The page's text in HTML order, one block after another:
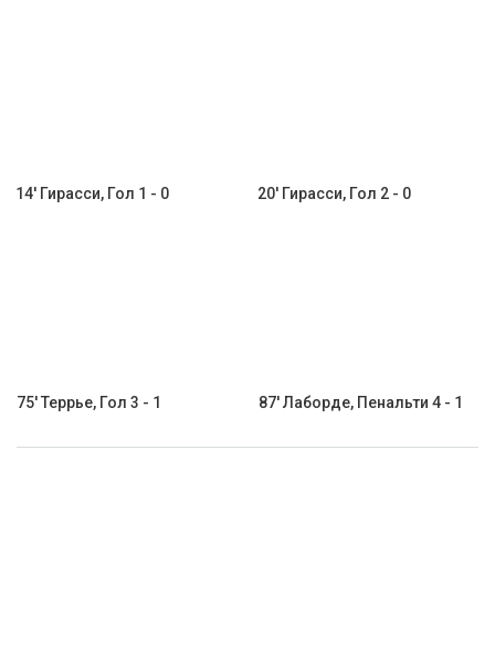
14' Гирасси, Гол 1 - 0 20' Гирасси, Гол 2 - 0
75' Террье, Гол 3 - 1 87' Лаборде, Пенальти 4 - 1